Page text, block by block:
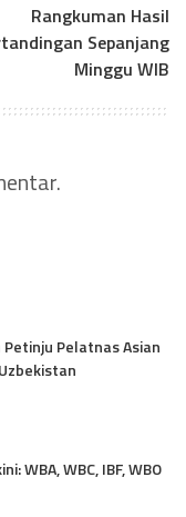
Rangkuman Hasil
Sepanjang
Minggu WIB
Pelatnas Asian
WBA, WBC, IBF, WBO